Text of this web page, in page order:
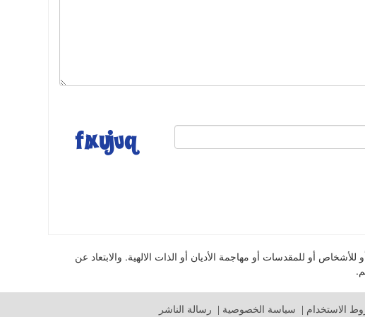
للأشخاص أو للمقدسات أو مهاجمة الأديان أو الذات الالهية. والابتعاد عن
الاستخدام سياسة الخصوصية رسالة الناشر